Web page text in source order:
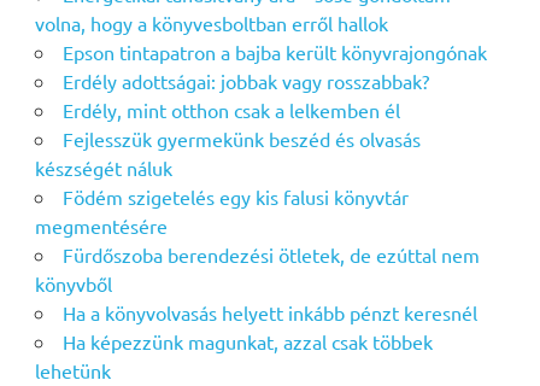
volna, hogy a könyvesboltban erről hallok
Epson tintapatron a bajba került könyvrajongónak
Erdély adottságai: jobbak vagy rosszabbak?
Erdély, mint otthon csak a lelkemben él
Fejlesszük gyermekünk beszéd és olvasás
készségét náluk
Födém szigetelés egy kis falusi könyvtár
megmentésére
Fürdőszoba berendezési ötletek, de ezúttal nem
könyvből
Ha a könyvolvasás helyett inkább pénzt keresnél
Ha képezzünk magunkat, azzal csak többek
lehetünk